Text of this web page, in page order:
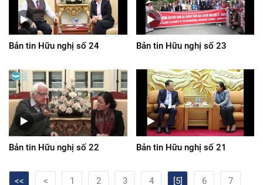
Bản tin Hữu nghị số 24 Bản tin Hữu nghị số 23
Bản tin Hữu nghị số 22 Bản tin Hữu nghị số 21
<< < 1 2 3 4 [5] 6
7